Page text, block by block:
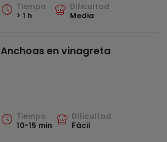
Tiempo
> 1 h
Dificultad
Media
Anchoas en vinagreta
Tiempo
10-15 min
Dificultad
Fácil